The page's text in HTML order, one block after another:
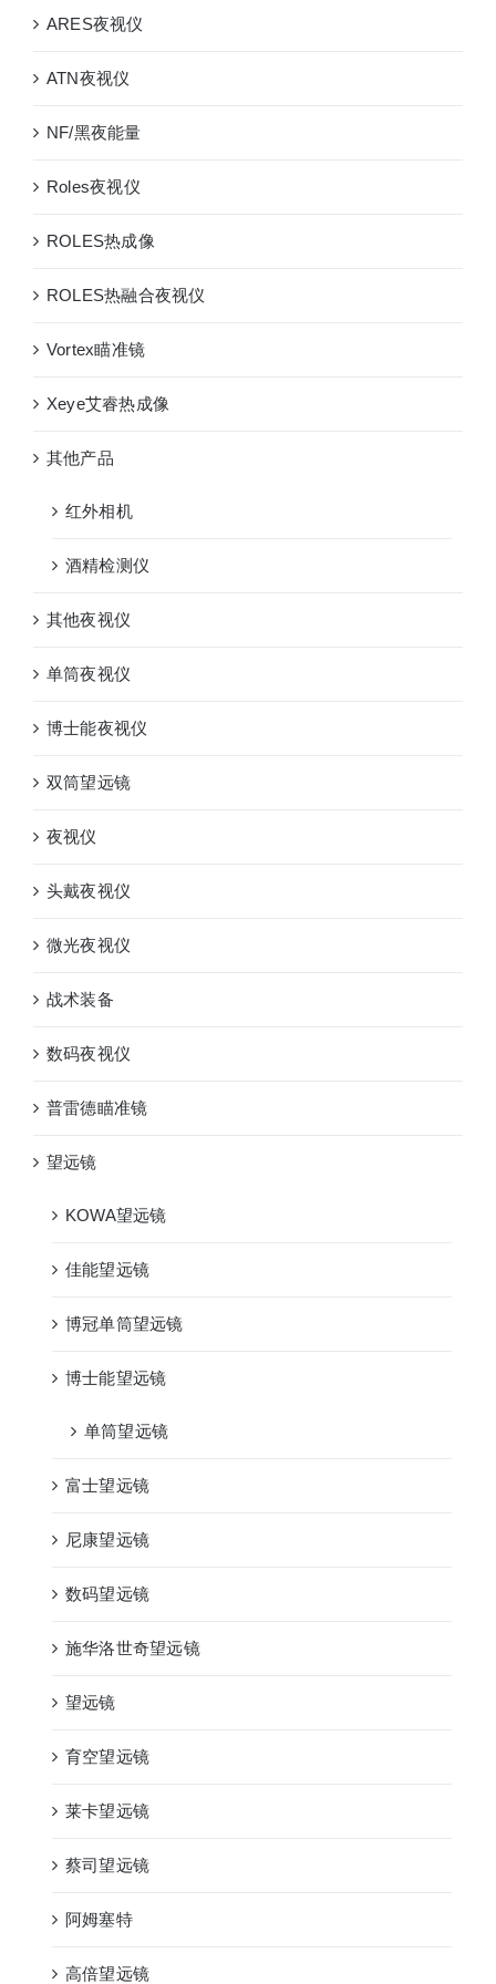
ARES夜视仪
ATN夜视仪
NF/黑夜能量
Roles夜视仪
ROLES热成像
ROLES热融合夜视仪
Vortex瞄准镜
Xeye艾睿热成像
其他产品
红外相机
酒精检测仪
其他夜视仪
单筒夜视仪
博士能夜视仪
双筒望远镜
夜视仪
头戴夜视仪
微光夜视仪
战术装备
数码夜视仪
普雷德瞄准镜
望远镜
KOWA望远镜
佳能望远镜
博冠单筒望远镜
博士能望远镜
单筒望远镜
富士望远镜
尼康望远镜
数码望远镜
施华洛世奇望远镜
望远镜
育空望远镜
莱卡望远镜
蔡司望远镜
阿姆塞特
高倍望远镜